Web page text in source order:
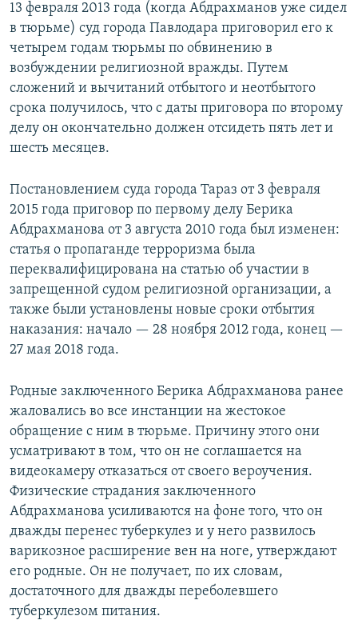
13 февраля 2013 года (когда Абдрахманов уже сидел
в тюрьме) суд города Павлодара приговорил его к
четырем годам тюрьмы по обвинению в
возбуждении религиозной вражды. Путем
сложений и вычитаний отбытого и неотбытого
срока получилось, что с даты приговора по второму
делу он окончательно должен отсидеть пять лет и
шесть месяцев.
Постановлением суда города Тараз от 3 февраля
2015 года приговор по первому делу Берика
Абдрахманова от 3 августа 2010 года был изменен:
статья о пропаганде терроризма была
переквалифицирована на статью об участии в
запрещенной судом религиозной организации, а
также были установлены новые сроки отбытия
наказания: начало — 28 ноября 2012 года, конец —
27 мая 2018 года.
Родные заключенного Берика Абдрахманова ранее
жаловались во все инстанции на жестокое
обращение с ним в тюрьме. Причину этого они
усматривают в том, что он не соглашается на
видеокамеру отказаться от своего вероучения.
Физические страдания заключенного
Абдрахманова усиливаются на фоне того, что он
дважды перенес туберкулез и у него развилось
варикозное расширение вен на ноге, утверждают
его родные. Он не получает, по их словам,
достаточного для дважды переболевшего
туберкулезом питания.